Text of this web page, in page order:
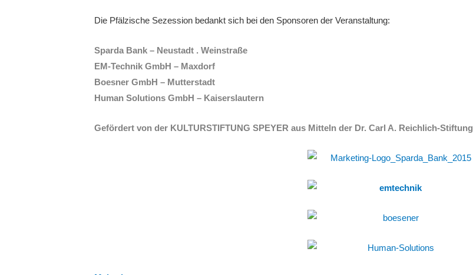
Die Pfälzische Sezession bedankt sich bei den Sponsoren der Veranstaltung:
Sparda Bank – Neustadt . Weinstraße
EM-Technik GmbH – Maxdorf
Boesner GmbH – Mutterstadt
Human Solutions GmbH – Kaiserslautern
Gefördert von der KULTURSTIFTUNG SPEYER aus Mitteln der Dr. Carl A. Reichlich-Stiftung